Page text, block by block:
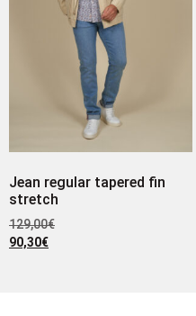
Jean regular tapered fin
stretch
129,00€
90,30€